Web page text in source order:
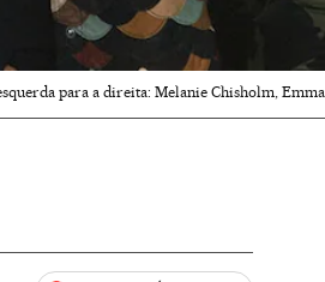
para a direita: Melanie Chisholm,